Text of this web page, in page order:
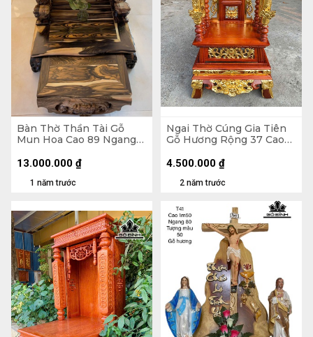
Bàn Thờ Thần Tài Gỗ
Mun Hoa Cao 89 Ngang
1 năm trước
13.000.000 ₫
Ngai Thờ Cúng Gia Tiên
Gỗ Hương Rộng 37 Cao
2 năm trước
4.500.000 ₫